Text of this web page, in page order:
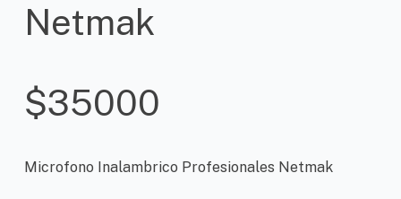
Netmak
$35000
Microfono Inalambrico Profesionales Netmak